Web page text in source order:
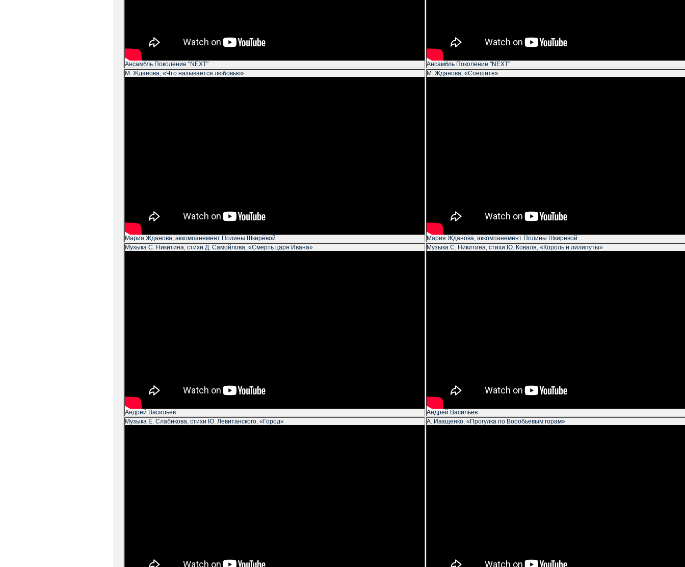
Ансамбль Поколение "NEXT"
Ансамбль Поколение "NEXT"
М. Жданова, «Что называется любовью»
Мария Жданова, аккомпанемент Полины Шкирёвой
М. Жданова, «Спешите»
Мария Жданова, аккомпанемент Полины Шкирёвой
Музыка С. Никитина, стихи Д. Самойлова, «Смерть царя Ивана»
Андрей Васильев
Музыка С. Никитина, стихи Ю. Коваля, «Король и лилипуты»
Андрей Васильев
Музыка Е. Слабикова, стихи Ю. Левитанского, «Город»
А. Иващенко, «Прогулка по Воробьевым горам»